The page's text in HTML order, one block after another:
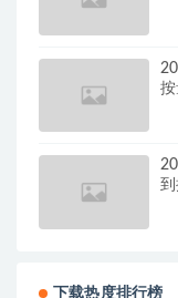
到
下载热度排行榜